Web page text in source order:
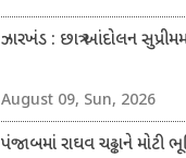
ઝારખંડ : છાત્ર આંદોલન
August 09, Sun, 2026
પંજાબમાં રાઘવ ચઢ્ઢાને મોટી